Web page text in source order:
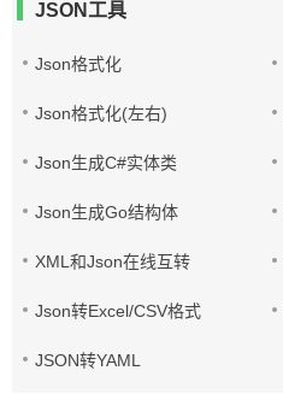
JSON工具
Json格式化
Json格式化(左右)
Json生成C#实体类
Json生成Go结构体
XML和Json在线互转
Json转Excel/CSV格式
JSON转YAML